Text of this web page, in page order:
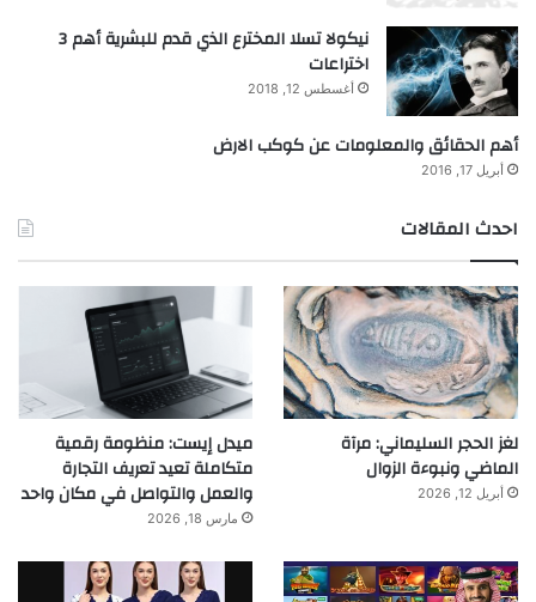
نيكولا تسلا المخترع الذي قدم للبشرية أهم 3
اختراعات
أغسطس 12, 2018
أهم الحقائق والمعلومات عن كوكب الارض
أبريل 17, 2016
احدث المقالات
لغز الحجر السليماني: مرآة
الماضي ونبوءة الزوال
أبريل 12, 2026
ميدل إيست: منظومة رقمية
متكاملة تعيد تعريف التجارة
والعمل والتواصل في مكان واحد
مارس 18, 2026